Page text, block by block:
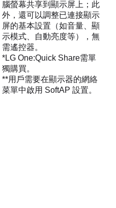
腦螢幕共享到顯示屏上；此
外，還可以調整已連接顯示
屏的基本設置（如音量、顯
示模式、自動亮度等），無
需遙控器。
*LG One:Quick Share需單
獨購買。
**用戶需要在顯示器的網絡
菜單中啟用 SoftAP 設置。